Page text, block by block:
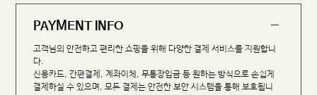
PAYMENT INFO
고객님의 안전하고 편리한 쇼핑을 위해 다양한 결제 서비스를 지원합니
다.
신용카드, 간편결제, 계좌이체, 무통장입금 등 원하는 방식으로 손쉽게
결제하실 수 있으며, 모든 결제는 안전한 보안 시스템을 통해 보호됩니